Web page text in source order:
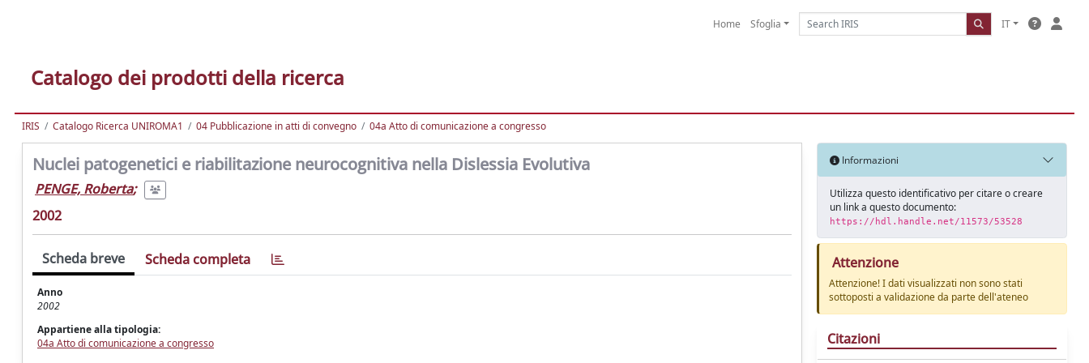
Home Sfoglia IT
Catalogo dei prodotti della ricerca
IRIS Catalogo Ricerca UNIROMA1 04 Pubblicazione in atti di convegno 04a Atto di comunicazione a congresso
Nuclei patogenetici e riabilitazione neurocognitiva nella Dislessia Evolutiva
PENGE, Roberta;
2002
Scheda breve Scheda completa
Anno
2002
Appartiene alla tipologia:
04a Atto di comunicazione a congresso
Informazioni
Utilizza questo identificativo per citare o creare
un link a questo documento:
https://hdl.handle.net/11573/53528
Attenzione
Attenzione! I dati visualizzati non sono stati
sottoposti a validazione da parte dell'ateneo
Citazioni